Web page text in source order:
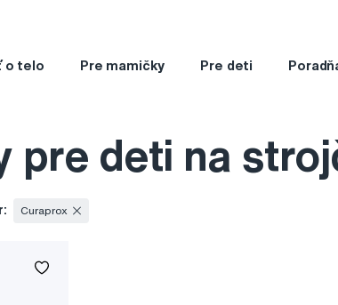
o telo Pre mamičky Pre deti
pre deti na
Curaprox